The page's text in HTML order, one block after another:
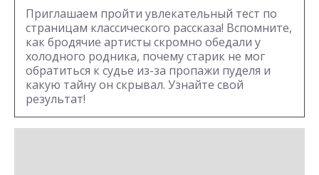
Приглашаем пройти увлекательный тест по
страницам классического рассказа! Вспомните,
как бродячие артисты скромно обедали у
холодного родника, почему старик не мог
обратиться к судье из-за пропажи пуделя и
какую тайну он скрывал. Узнайте свой
результат!